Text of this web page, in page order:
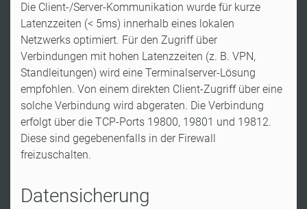
Die Client-/Server-Kommunikation wurde für kurze
Latenzzeiten (< 5ms) innerhalb eines lokalen
Netzwerks optimiert. Für den Zugriff über
Verbindungen mit hohen Latenzzeiten (z. B. VPN,
Standleitungen) wird eine Terminalserver-Lösung
empfohlen. Von einem direkten Client-Zugriff über eine
solche Verbindung wird abgeraten. Die Verbindung
erfolgt über die TCP-Ports 19800, 19801 und 19812.
Diese sind gegebenenfalls in der Firewall
freizuschalten.
Datensicherung